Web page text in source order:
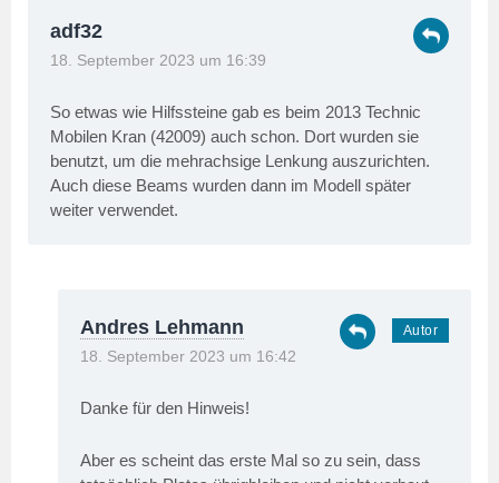
adf32
18. September 2023 um 16:39
So etwas wie Hilfssteine gab es beim 2013 Technic
Mobilen Kran (42009) auch schon. Dort wurden sie
benutzt, um die mehrachsige Lenkung auszurichten.
Auch diese Beams wurden dann im Modell später
weiter verwendet.
Andres Lehmann
18. September 2023 um 16:42
Danke für den Hinweis!
Aber es scheint das erste Mal so zu sein, dass